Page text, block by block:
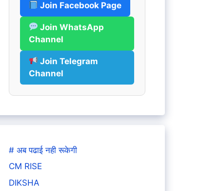
Join Facebook Page
Join WhatsApp
Channel
Join Telegram
Channel
# अब पढाई नही रूकेगी
CM RISE
DIKSHA